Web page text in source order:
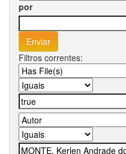
por
Filtros correntes: